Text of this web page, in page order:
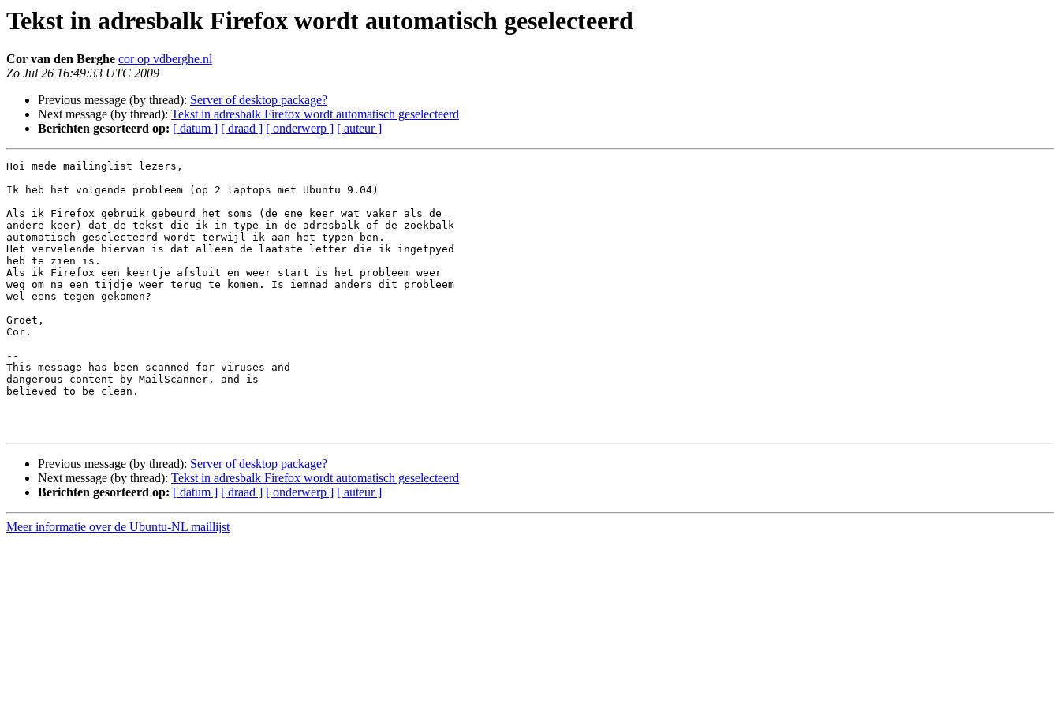
Tekst in adresbalk Firefox wordt automatisch geselecteerd
Cor van den Berghe cor op vdberghe.nl
Zo Jul 26 16:49:33 UTC 2009
Previous message (by thread): Server of desktop package?
Next message (by thread): Tekst in adresbalk Firefox wordt automatisch geselecteerd
Berichten gesorteerd op: [ datum ] [ draad ] [ onderwerp ] [ auteur ]
Hoi mede mailinglist lezers,
Ik heb het volgende probleem (op 2 laptops met Ubuntu 9.04)
Als ik Firefox gebruik gebeurd het soms (de ene keer wat vaker als de
andere keer) dat de tekst die ik in type in de adresbalk of de zoekbalk
automatisch geselecteerd wordt terwijl ik aan het typen ben.
Het vervelende hiervan is dat alleen de laatste letter die ik ingetpyed
heb te zien is.
Als ik Firefox een keertje afsluit en weer start is het probleem weer
weg om na een tijdje weer terug te komen. Is iemnad anders dit probleem
wel eens tegen gekomen?
Groet,
Cor.
--
This message has been scanned for viruses and
dangerous content by MailScanner, and is
believed to be clean.
Previous message (by thread): Server of desktop package?
Next message (by thread): Tekst in adresbalk Firefox wordt automatisch geselecteerd
Berichten gesorteerd op: [ datum ] [ draad ] [ onderwerp ] [ auteur ]
Meer informatie over de Ubuntu-NL maillijst